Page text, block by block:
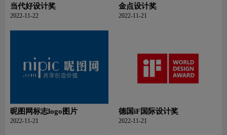
当代好设计奖
2022-11-22
金点设计奖
2022-11-21
昵图网标志logo图片
2022-11-21
德国iF国际设计奖
2022-11-21